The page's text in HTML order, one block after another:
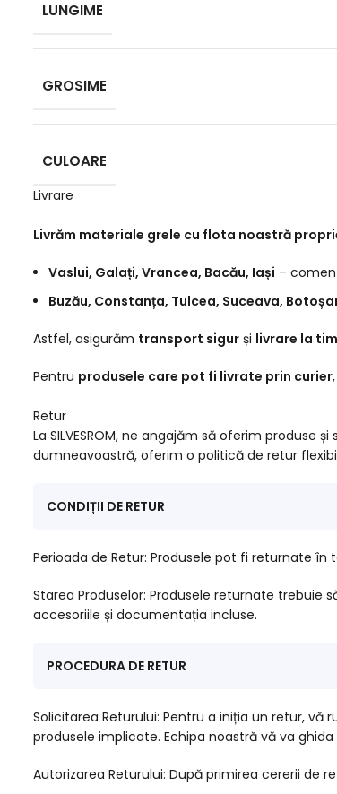
LUNGIME
GROSIME
CULOARE
Livrare
Livrăm materiale grele cu flota noastră
Vaslui, Galați, Vrancea, Bacău, Iași –
Buzău, Constanța, Tulcea, Suceava,
Astfel, asigurăm transport sigur și livrare la
Pentru produsele care pot fi livrate prin curier
Retur
La SILVESROM, ne angajăm să oferim
dumneavoastră, oferim o politică de retur
CONDIȚII DE RETUR
Perioada de Retur: Produsele pot fi returnate
Starea Produselor: Produsele returnate trebuie
accesoriile și documentația incluse.
PROCEDURA DE RETUR
Solicitarea Returului: Pentru a iniția un retur,
produsele implicate. Echipa noastră vă va
Autorizarea Returului: După primirea cererii de